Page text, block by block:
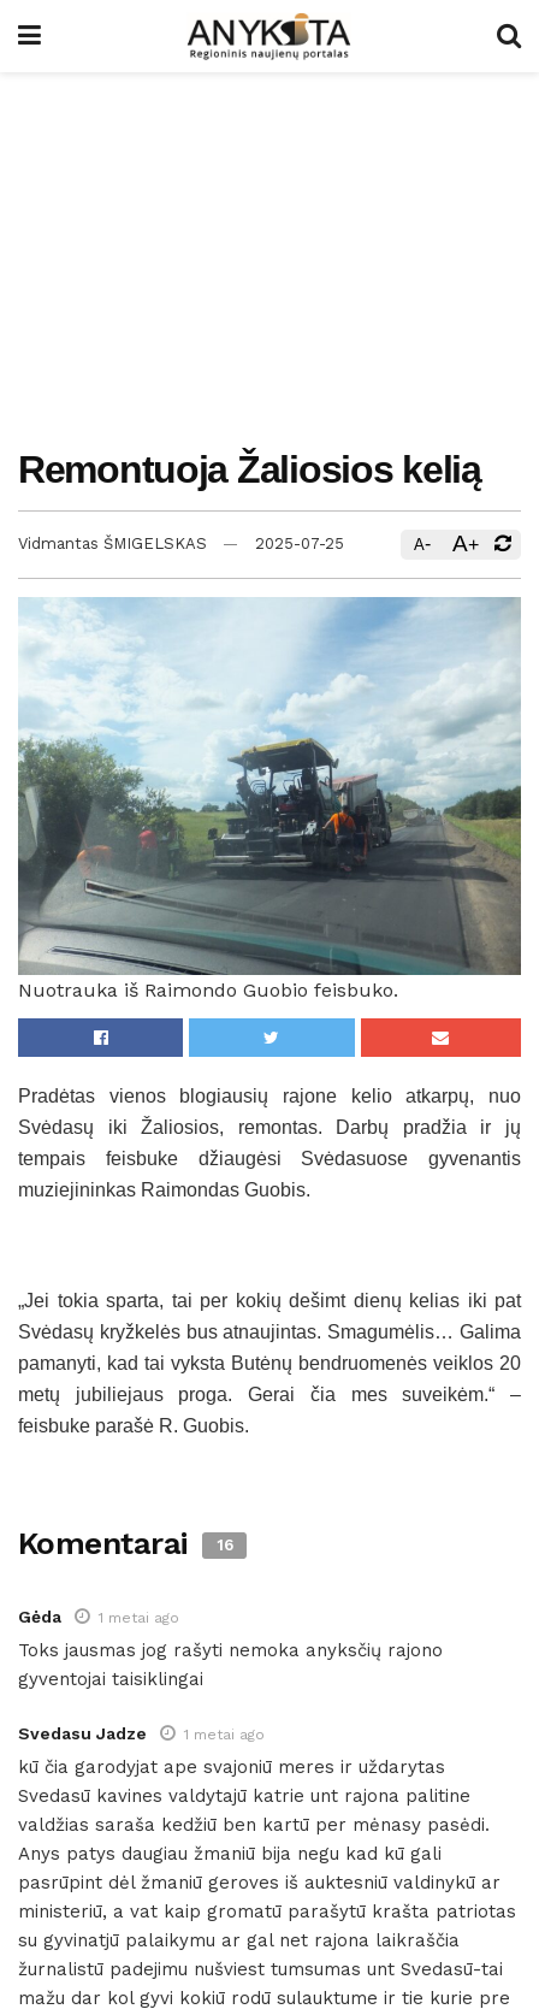
Remontuoja Žaliosios kelią
Vidmantas ŠMIGELSKAS 2025-07-25 A- A+
Nuotrauka iš Raimondo Guobio feisbuko.
Pradėtas vienos blogiausių rajone kelio atkarpų, nuo
Svėdasų iki Žaliosios, remontas. Darbų pradžia ir jų
tempais feisbuke džiaugėsi Svėdasuose gyvenantis
muziejininkas Raimondas Guobis.
„Jei tokia sparta, tai per kokių dešimt dienų kelias iki pat
Svėdasų kryžkelės bus atnaujintas. Smagumėlis… Galima
pamanyti, kad tai vyksta Butėnų bendruomenės veiklos 20
metų jubiliejaus proga. Gerai čia mes suveikėm.“ –
feisbuke parašė R. Guobis.
Komentarai 16
Gėda 1 metai ago
Toks jausmas jog rašyti nemoka anyksčių rajono
gyventojai taisiklingai
Svedasu Jadze 1 metai ago
kū čia garodyjat ape svajoniū meres ir uždarytas
Svedasū kavines valdytajū katrie unt rajona palitine
valdžias saraša kedžiū ben kartū per mėnasy pasėdi.
Anys patys daugiau žmaniū bija negu kad kū gali
pasrūpint dėl žmaniū geroves iš auktesniū valdinykū ar
ministeriū, a vat kaip gromatū parašytū krašta patriotas
su gyvinatjū palaikymu ar gal net rajona laikraščia
žurnalistū padejimu nušviest tumsumas unt Svedasū-tai
mažu dar kol gyvi kokiū rodū sulauktume ir tie kurie pre